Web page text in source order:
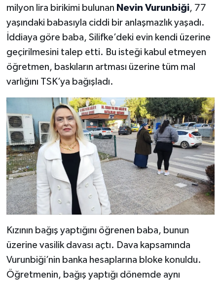
milyon lira birikimi bulunan Nevin Vurunbiği, 77
yaşındaki babasıyla ciddi bir anlaşmazlık yaşadı.
İddiaya göre baba, Silifke’deki evin kendi üzerine
geçirilmesini talep etti. Bu isteği kabul etmeyen
öğretmen, baskıların artması üzerine tüm mal
varlığını TSK’ya bağışladı.
Kızının bağış yaptığını öğrenen baba, bunun
üzerine vasilik davası açtı. Dava kapsamında
Vurunbiği’nin banka hesaplarına bloke konuldu.
Öğretmenin, bağış yaptığı dönemde aynı